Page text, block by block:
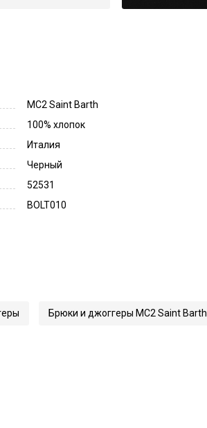
MC2 Saint Barth
100% хлопок
Италия
Черный
52531
BOLT010
Брюки и джоггеры MC2 Saint Barth